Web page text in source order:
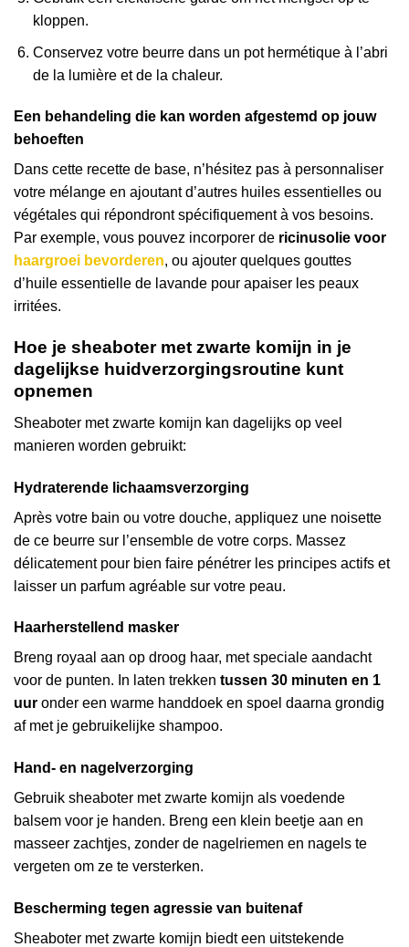
kloppen.
Conservez votre beurre dans un pot hermétique à l’abri
de la lumière et de la chaleur.
Een behandeling die kan worden afgestemd op jouw
behoeften
Dans cette recette de base, n’hésitez pas à personnaliser
votre mélange en ajoutant d’autres huiles essentielles ou
végétales qui répondront spécifiquement à vos besoins.
Par exemple, vous pouvez incorporer de ricinusolie voor
haargroei bevorderen, ou ajouter quelques gouttes
d’huile essentielle de lavande pour apaiser les peaux
irritées.
Hoe je sheaboter met zwarte komijn in je
dagelijkse huidverzorgingsroutine kunt
opnemen
Sheaboter met zwarte komijn kan dagelijks op veel
manieren worden gebruikt:
Hydraterende lichaamsverzorging
Après votre bain ou votre douche, appliquez une noisette
de ce beurre sur l’ensemble de votre corps. Massez
délicatement pour bien faire pénétrer les principes actifs et
laisser un parfum agréable sur votre peau.
Haarherstellend masker
Breng royaal aan op droog haar, met speciale aandacht
voor de punten. In laten trekken tussen 30 minuten en 1
uur onder een warme handdoek en spoel daarna grondig
af met je gebruikelijke shampoo.
Hand- en nagelverzorging
Gebruik sheaboter met zwarte komijn als voedende
balsem voor je handen. Breng een klein beetje aan en
masseer zachtjes, zonder de nagelriemen en nagels te
vergeten om ze te versterken.
Bescherming tegen agressie van buitenaf
Sheaboter met zwarte komijn biedt een uitstekende